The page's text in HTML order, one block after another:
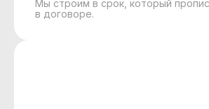
Мы строим в срок, который
в договоре.